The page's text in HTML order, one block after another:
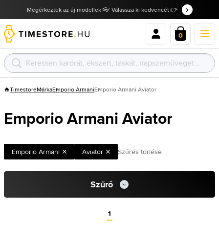
Megérkeztek az új modellek 👓 Válassza ki kedvencét 👉
0
TimestoreMárkaEmporio ArmaniEmporio Armani Aviator
Emporio Armani Aviator
Emporio Armani Aviator Szűrés törlése
Szűrő
1